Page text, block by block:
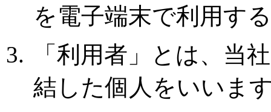
を電子端末で利用す
「利用者」とは、当
結した個人をいいま